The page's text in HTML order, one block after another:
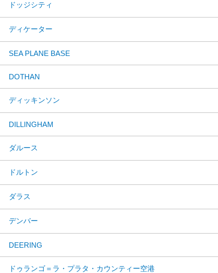
ドッジシティ
ディケーター
SEA PLANE BASE
DOTHAN
ディッキンソン
DILLINGHAM
ダルース
ドルトン
ダラス
デンバー
DEERING
ドゥランゴ＝ラ・プラタ・カウンティー空港